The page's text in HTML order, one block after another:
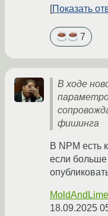
Показать
7
В ходе
фишинга
В NPM есть
если больше
18.09.2025